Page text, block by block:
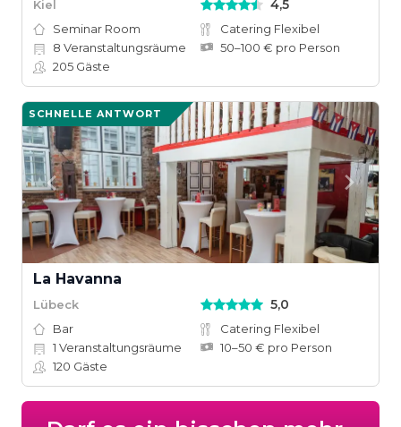
Kiel 4,5
Seminar Room
Catering Flexibel
8 Veranstaltungsräume
50–100 € pro Person
205 Gäste
SCHNELLE ANTWORT
La Havanna
Lübeck 5,0
Bar
Catering Flexibel
1 Veranstaltungsräume
10–50 € pro Person
120 Gäste